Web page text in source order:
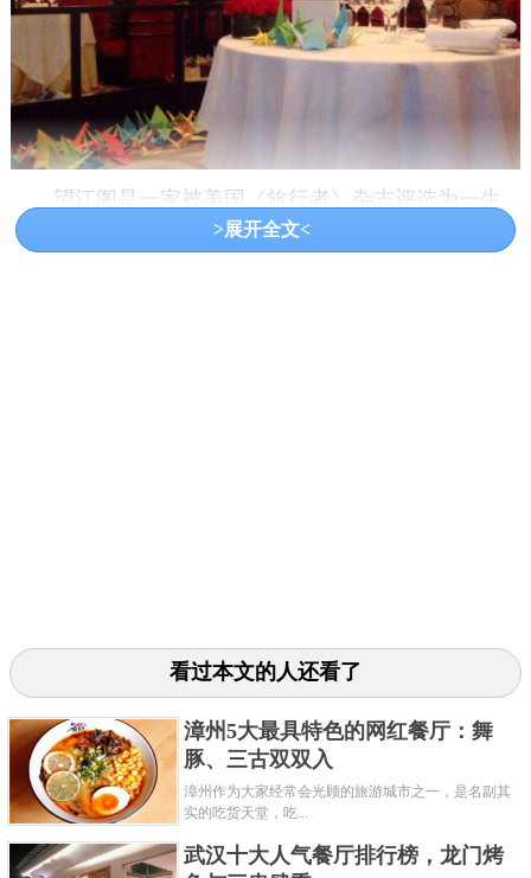
望江阁是一家被美国《旅行者》杂志评选为一生
中不可或缺的二十种经历的餐厅，是位于黄浦区外滩3
这家是由有着“白松露之王”美称的主厨Bombana，
于2012年创办在圆明园路1698号协进大楼6-7楼的餐
>展开全文<
看过本文的人还看了
漳州5大最具特色的网红餐厅：舞
豚、三古双双入
漳州作为大家经常会光顾的旅游城市之一，是名副其
实的吃货天堂，吃...
武汉十大人气餐厅排行榜，龙门烤